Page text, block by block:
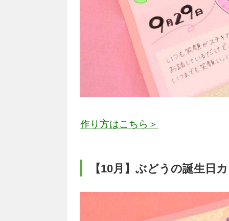
作り方はこちら＞
【10月】ぶどうの誕生日